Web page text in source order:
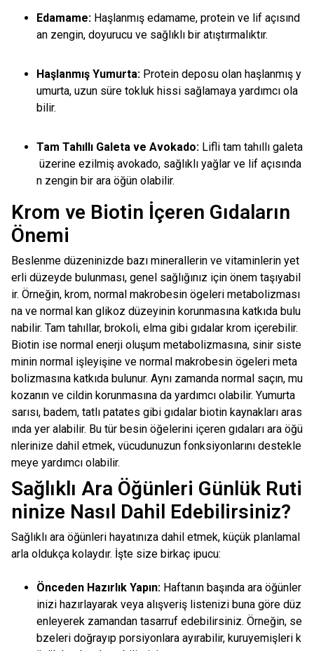
Edamame: Haşlanmış edamame, protein ve lif açısınd
an zengin, doyurucu ve sağlıklı bir atıştırmalıktır.
Haşlanmış Yumurta: Protein deposu olan haşlanmış y
umurta, uzun süre tokluk hissi sağlamaya yardımcı ola
bilir.
Tam Tahıllı Galeta ve Avokado: Lifli tam tahıllı galeta
üzerine ezilmiş avokado, sağlıklı yağlar ve lif açısında
n zengin bir ara öğün olabilir.
Krom ve Biotin İçeren Gıdaların
Önemi
Beslenme düzeninizde bazı minerallerin ve vitaminlerin yet
erli düzeyde bulunması, genel sağlığınız için önem taşıyabil
ir. Örneğin, krom, normal makrobesin ögeleri metabolizması
na ve normal kan glikoz düzeyinin korunmasına katkıda bulu
nabilir. Tam tahıllar, brokoli, elma gibi gıdalar krom içerebilir.
Biotin ise normal enerji oluşum metabolizmasına, sinir siste
minin normal işleyişine ve normal makrobesin ögeleri meta
bolizmasına katkıda bulunur. Aynı zamanda normal saçın, mu
kozanın ve cildin korunmasına da yardımcı olabilir. Yumurta
sarısı, badem, tatlı patates gibi gıdalar biotin kaynakları aras
ında yer alabilir. Bu tür besin öğelerini içeren gıdaları ara öğü
nlerinize dahil etmek, vücudunuzun fonksiyonlarını destekle
meye yardımcı olabilir.
Sağlıklı Ara Öğünleri Günlük Ruti
ninize Nasıl Dahil Edebilirsiniz?
Sağlıklı ara öğünleri hayatınıza dahil etmek, küçük planlamal
arla oldukça kolaydır. İşte size birkaç ipucu:
Önceden Hazırlık Yapın: Haftanın başında ara öğünler
inizi hazırlayarak veya alışveriş listenizi buna göre düz
enleyerek zamandan tasarruf edebilirsiniz. Örneğin, se
bzeleri doğrayıp porsiyonlara ayırabilir, kuruyemişleri k